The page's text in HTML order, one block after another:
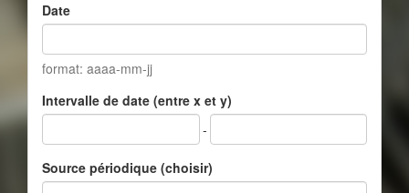
Date
format: aaaa-mm-jj
Intervalle de date (entre x et y)
-
Source périodique (choisir)